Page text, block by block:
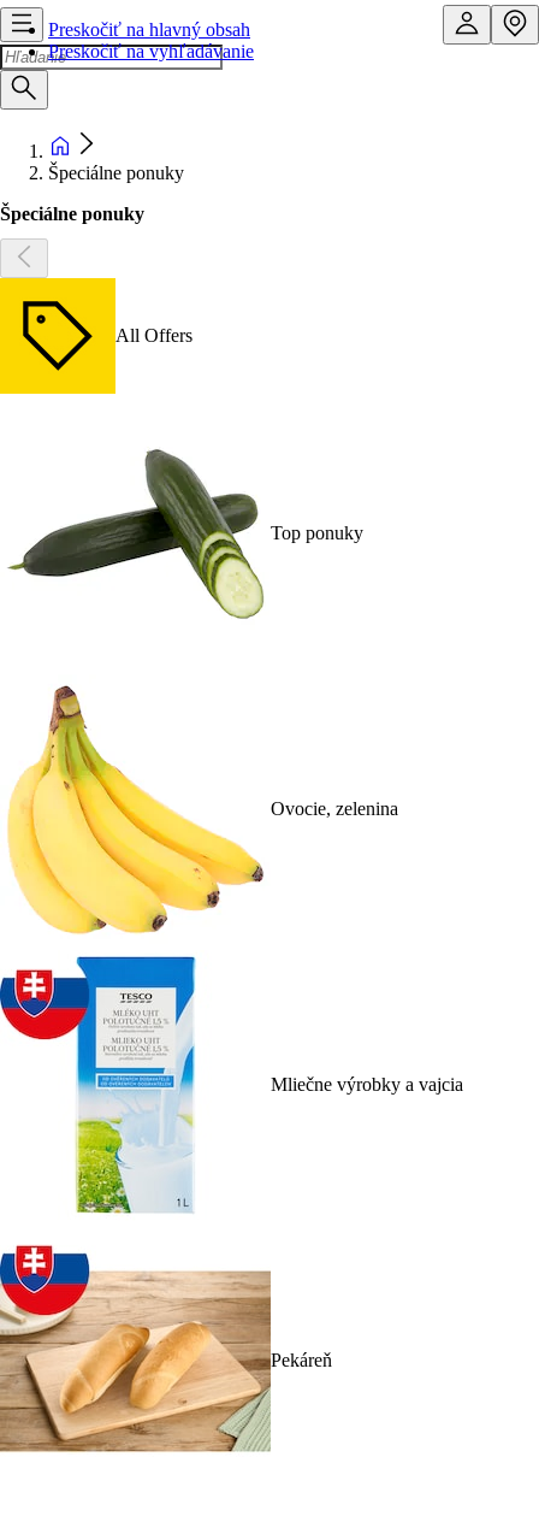
Preskočiť na hlavný obsah
Preskočiť na vyhľadávanie
Špeciálne ponuky
Špeciálne ponuky
All Offers
Top ponuky
Ovocie, zelenina
Mliečne výrobky a vajcia
Pekáreň